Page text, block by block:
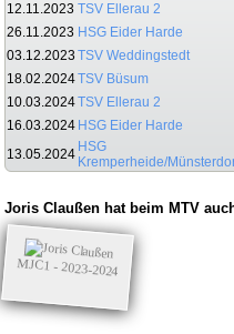
12.11.2023 TSV Ellerau 2
26.11.2023 HSG Eider Harde
03.12.2023 TSV Weddingstedt
18.02.2024TSV Büsum
10.03.2024TSV Ellerau 2
16.03.2024 HSG Eider Harde
13.05.2024 HSG
Kremperheide/
Joris Claußen hat beim MTV
MJC1 - 2023-2024